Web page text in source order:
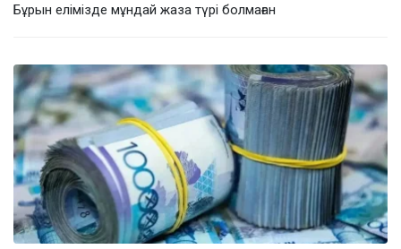
Бұрын елімізде мұндай жаза түрі болмаған